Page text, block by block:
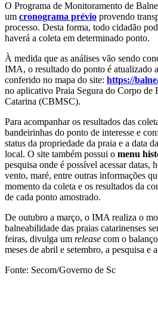
O Programa de Monitoramento de
um cronograma prévio provendo
processo. Desta forma, todo cidadão
haverá a coleta em determinado ponto.
À medida que as análises vão sendo
IMA, o resultado do ponto é atualizado
conferido no mapa do site: https://
no aplicativo Praia Segura do Corpo de
Catarina (CBMSC).
Para acompanhar os resultados das
bandeirinhas do ponto de interesse e
status da propriedade da praia e a data
local. O site também possui o menu
pesquisa onde é possível acessar datas,
vento, maré, entre outras informações
momento da coleta e os resultados da
de cada ponto amostrado.
De outubro a março, o IMA realiza o
balneabilidade das praias catarinenses
feiras, divulga um release com o
meses de abril e setembro, a pesquisa e
Fonte: Secom/Governo de Sc